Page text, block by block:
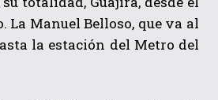
Manuel Belloso, que va al
la estación del Metro del